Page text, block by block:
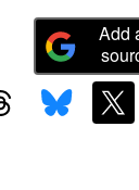
Add